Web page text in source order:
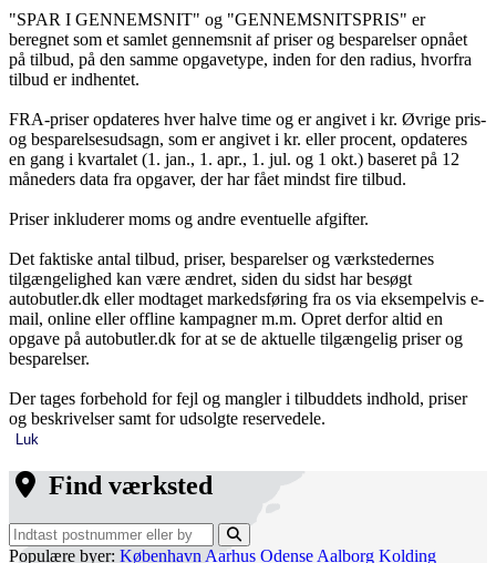
"SPAR I GENNEMSNIT" og "GENNEMSNITSPRIS" er
beregnet som et samlet gennemsnit af priser og besparelser opnået
på tilbud, på den samme opgavetype, inden for den radius, hvorfra
tilbud er indhentet.
FRA-priser opdateres hver halve time og er angivet i kr. Øvrige pris-
og besparelsesudsagn, som er angivet i kr. eller procent, opdateres
en gang i kvartalet (1. jan., 1. apr., 1. jul. og 1 okt.) baseret på 12
måneders data fra opgaver, der har fået mindst fire tilbud.
Priser inkluderer moms og andre eventuelle afgifter.
Det faktiske antal tilbud, priser, besparelser og værkstedernes
tilgængelighed kan være ændret, siden du sidst har besøgt
autobutler.dk eller modtaget markedsføring fra os via eksempelvis e-
mail, online eller offline kampagner m.m. Opret derfor altid en
opgave på autobutler.dk for at se de aktuelle tilgængelig priser og
besparelser.
Der tages forbehold for fejl og mangler i tilbuddets indhold, priser
og beskrivelser samt for udsolgte reservedele.
Luk
Find værksted
Populære byer: København Aarhus Odense Aalborg Kolding